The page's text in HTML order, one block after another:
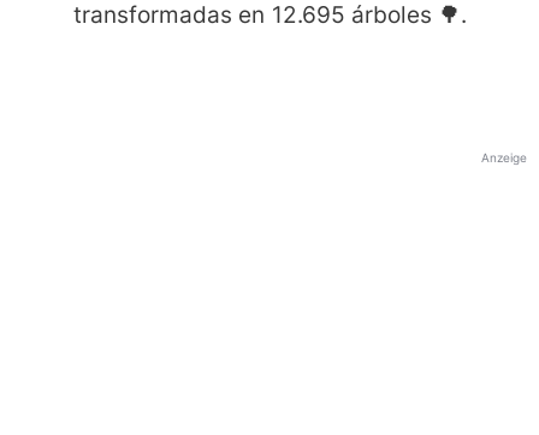
transformadas en 12.695 árboles 🌳.
Anzeige